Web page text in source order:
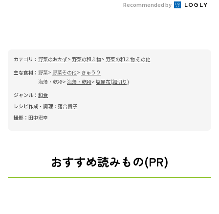
Recommended by
カテゴリ： 野菜のおかず 野菜の和え物
野菜の和え物 その他
主な食材： 野菜 野菜その他
きゅうり
海藻・乾物 海藻・乾物 塩昆布(細切り)
ジャンル： 和食
レシピ作成・調理： 落合貴子
撮影： 田中宏幸
おすすめ読みもの(PR)